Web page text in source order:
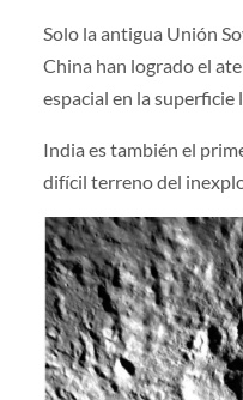
Solo la antigua Unión
China han logrado el
espacial en la superficie
India es también el
difícil terreno del